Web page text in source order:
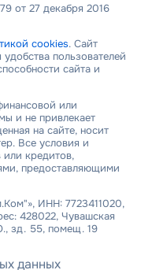
от 27 декабря 2016
cookies. Сайт
пользователей
сайта и
или
и не привлекает
на сайте, носит
Все условия и
кредитов,
предоставляющими
ИНН: 7723411020,
428022, Чувашская
зд. 55, помещ. 19
данных